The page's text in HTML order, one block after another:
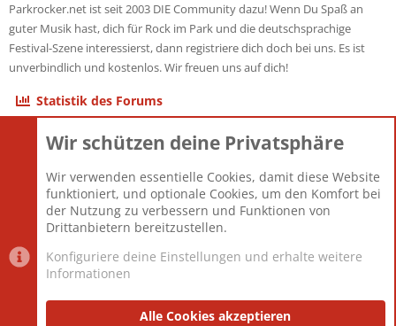
Parkrocker.net ist seit 2003 DIE Community dazu! Wenn Du Spaß an
guter Musik hast, dich für Rock im Park und die deutschsprachige
Festival-Szene interessierst, dann registriere dich doch bei uns. Es ist
unverbindlich und kostenlos. Wir freuen uns auf dich!
Statistik des Forums
Themen
Mitglieder
12.425
Neuestes Mitglied
Toddster85
Datenschutzerklärung Impressum
Wir schützen deine Privatsphäre
Wir verwenden essentielle Cookies, damit diese Website
funktioniert, und optionale Cookies, um den Komfort bei
der Nutzung zu verbessern und Funktionen von
Drittanbietern bereitzustellen.
Konfiguriere deine Einstellungen und erhalte weitere
Informationen
Alle Cookies akzeptieren